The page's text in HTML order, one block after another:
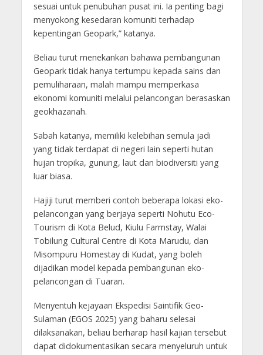
sesuai untuk penubuhan pusat ini. Ia penting bagi
menyokong kesedaran komuniti terhadap
kepentingan Geopark,” katanya.
Beliau turut menekankan bahawa pembangunan
Geopark tidak hanya tertumpu kepada sains dan
pemuliharaan, malah mampu memperkasa
ekonomi komuniti melalui pelancongan berasaskan
geokhazanah.
Sabah katanya, memiliki kelebihan semula jadi
yang tidak terdapat di negeri lain seperti hutan
hujan tropika, gunung, laut dan biodiversiti yang
luar biasa.
Hajiji turut memberi contoh beberapa lokasi eko-
pelancongan yang berjaya seperti Nohutu Eco-
Tourism di Kota Belud, Kiulu Farmstay, Walai
Tobilung Cultural Centre di Kota Marudu, dan
Misompuru Homestay di Kudat, yang boleh
dijadikan model kepada pembangunan eko-
pelancongan di Tuaran.
Menyentuh kejayaan Ekspedisi Saintifik Geo-
Sulaman (EGOS 2025) yang baharu selesai
dilaksanakan, beliau berharap hasil kajian tersebut
dapat didokumentasikan secara menyeluruh untuk